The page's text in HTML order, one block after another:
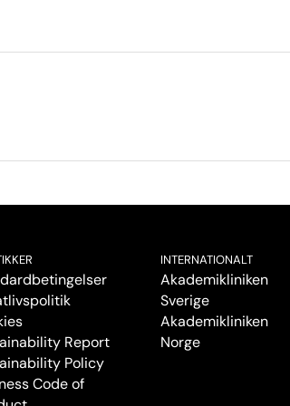
Report
Policy
Code of
INTERNATIONALT
Akademikliniken
Sverige
Akademikliniken
Norge